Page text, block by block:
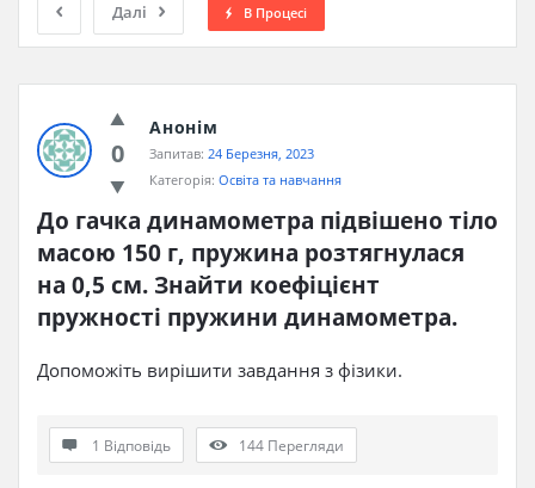
Далі В Процесі
0
Анонім
Запитав: 24 Березня, 2023
Категорія: Освіта та навчання
До гачка динамометра підвішено тіло
масою 150 г, пружина розтягнулася
на 0,5 см. Знайти коефіцієнт
пружності пружини динамометра.
Допоможіть вирішити завдання з фізики.
1 Відповідь 144 Перегляди